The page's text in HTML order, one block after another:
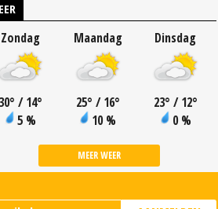
Zondag
° / 14°
5 %
Maandag
25° / 16°
10 %
Dinsdag
23° / 12°
0 %
MEER WEER